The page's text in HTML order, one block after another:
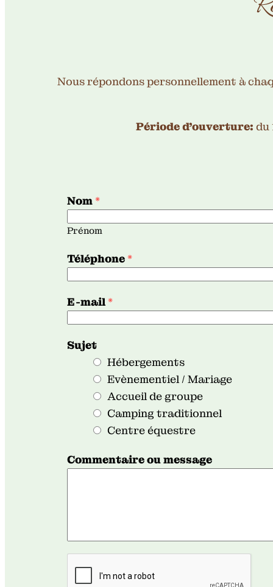
Nous répondons personnellement à
Période d’ouverture: du
Nom*
Prénom
Téléphone*
S
u
e
g
E-mail*
Sujet
Hébergements
Evènementiel / Mariage
Accueil de groupe
Camping traditionnel
Centre équestre
Commentaire ou message